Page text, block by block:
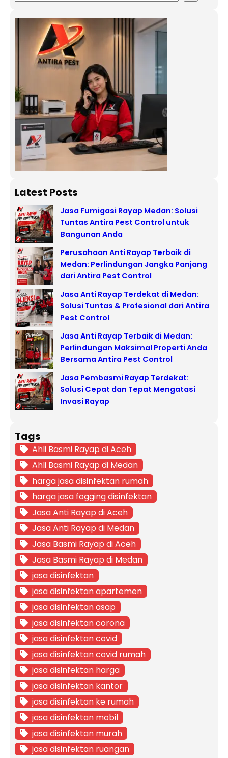
Latest Posts
Jasa Fumigasi Rayap Medan: Solusi
Tuntas Antira Pest Control untuk
Bangunan Anda
Perusahaan Anti Rayap Terbaik di
Medan: Perlindungan Jangka Panjang
dari Antira Pest Control
Jasa Anti Rayap Terdekat di Medan:
Solusi Tuntas & Profesional dari Antira
Pest Control
Jasa Anti Rayap Terbaik di Medan:
Perlindungan Maksimal Properti Anda
Bersama Antira Pest Control
Jasa Pembasmi Rayap Terdekat:
Solusi Cepat dan Tepat Mengatasi
Invasi Rayap
Tags
Ahli Basmi Rayap di Aceh
Ahli Basmi Rayap di Medan
harga jasa disinfektan rumah
harga jasa fogging disinfektan
Jasa Anti Rayap di Aceh
Jasa Anti Rayap di Medan
Jasa Basmi Rayap di Aceh
Jasa Basmi Rayap di Medan
jasa disinfektan
jasa disinfektan apartemen
jasa disinfektan asap
jasa disinfektan corona
jasa disinfektan covid
jasa disinfektan covid rumah
jasa disinfektan harga
jasa disinfektan kantor
jasa disinfektan ke rumah
jasa disinfektan mobil
jasa disinfektan murah
jasa disinfektan ruangan